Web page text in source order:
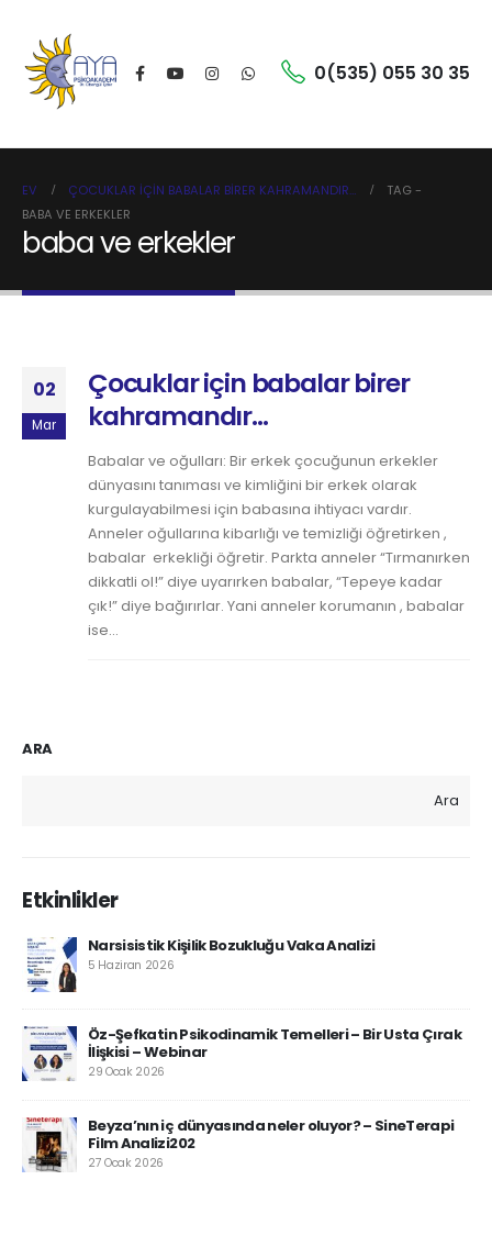
0(535) 055 30 35
EV ÇOCUKLAR IÇIN BABALAR BIRER KAHRAMANDIR…
TAG -
BABA VE ERKEKLER
baba ve erkekler
02
Mar
Çocuklar için babalar birer
kahramandır…
Babalar ve oğulları: Bir erkek çocuğunun erkekler
dünyasını tanıması ve kimliğini bir erkek olarak
kurgulayabilmesi için babasına ihtiyacı vardır.
Anneler oğullarına kibarlığı ve temizliği öğretirken ,
babalar erkekliği öğretir. Parkta anneler “Tırmanırken
dikkatli ol!” diye uyarırken babalar, “Tepeye kadar
çık!” diye bağırırlar. Yani anneler korumanın , babalar
ise...
ARA
Ara
Etkinlikler
Narsisistik Kişilik Bozukluğu Vaka Analizi
5 Haziran 2026
Öz-Şefkatin Psikodinamik Temelleri – Bir Usta Çırak
İlişkisi – Webinar
29 Ocak 2026
Beyza’nın iç dünyasında neler oluyor? – SineTerapi
Film Analizi202
27 Ocak 2026